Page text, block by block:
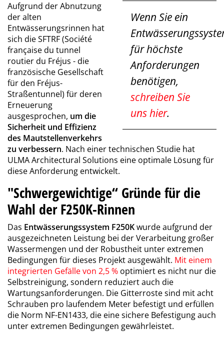
Wenn Sie ein
für höchste
Anforderungen
benötigen,
schreiben Sie
uns hier.
Aufgrund der Abnutzung
der alten
Entwässerungsrinnen hat
sich die SFTRF (Société
française du tunnel
routier du Fréjus - die
französische Gesellschaft
für den Fréjus-
Straßentunnel) für deren
Erneuerung
ausgesprochen, um die
Sicherheit und Effizienz
des Mautstellenverkehrs
zu verbessern. Nach einer technischen Studie hat
ULMA Architectural Solutions eine optimale Lösung für
diese Anforderung entwickelt.
"Schwergewichtige“ Gründe für die
Wahl der F250K-Rinnen
Das Entwässerungssystem F250Kwurde aufgrund der
ausgezeichneten Leistung bei der Verarbeitung großer
Wassermengen und der Robustheit unter extremen
Bedingungen für dieses Projekt ausgewählt. Mit einem
integrierten Gefälle von 2,5 % optimiert es nicht nur die
Selbstreinigung, sondern reduziert auch die
Wartungsanforderungen. Die Gitterroste sind mit acht
Schrauben pro laufendem Meter befestigt und erfüllen
die Norm NF-EN1433, die eine sichere Befestigung auch
unter extremen Bedingungen gewährleistet.